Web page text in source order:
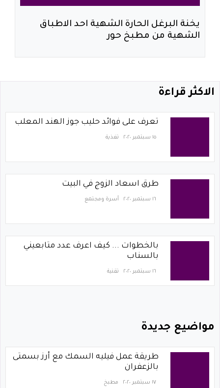
يخنة البرغل الحارة الشهية احد الاطباق
الشهية من مطبخ حور
الاكثر قراءة
تعرف على فوائد حليب جوز الهند المعلب
١٥ سبتمبر ٢٠٢٠ تغذية
طرق اسعاد الزوج في البيت
١٦ سبتمبر ٢٠٢٠ أسرة ومجتمع
بالخطوات ... كيف اعرف عدد متابعيني
بالسناب
١٦ سبتمبر ٢٠٢٠ تقنية
مواضيع جديدة
طريقة عمل فيليه السمك مع أرز بسمتى
بالزعفران
١٧ سبتمبر ٢٠٢٠ مطبخ